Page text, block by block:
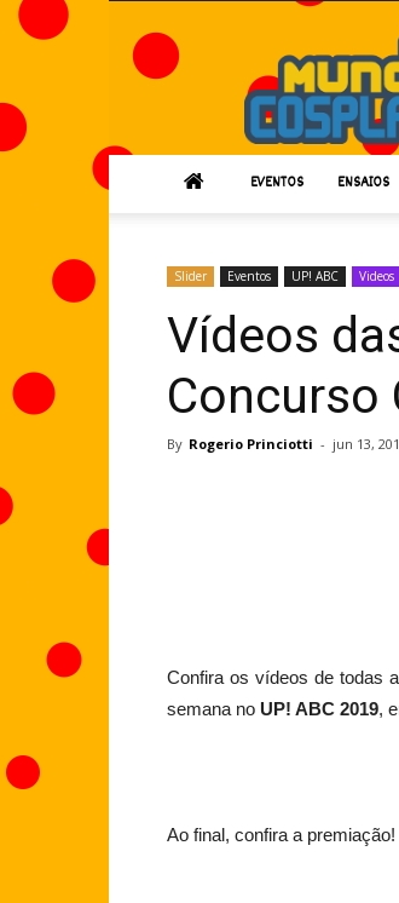
Cosplayer
EVENTOS ENSAIOS
Slider Eventos UP! ABC Videos
Vídeos
Concurso
By Rogerio Princiotti - jun 13,
Confira os vídeos de todas
semana no UP! ABC 2019,
Ao final, confira a premiação!